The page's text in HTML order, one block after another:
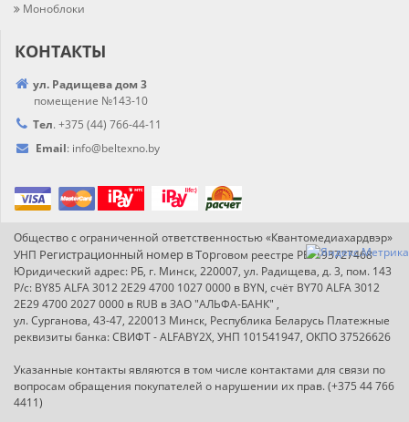
Моноблоки
КОНТАКТЫ
ул. Радищева дом 3
помещение №143-10
Тел. +375 (44) 766-44-11
Email: info@beltexno.by
Общество с ограниченной ответственностью «Квантомедиахардвэр»
УНП Регистрационный номер в Торговом реестре РБ: 193727468
Юридический адрес: РБ, г. Минск, 220007, ул. Радищева, д. 3, пом. 143
Р/с: BY85 ALFA 3012 2E29 4700 1027 0000 в BYN, счёт BY70 ALFA 3012
2E29 4700 2027 0000 в RUB в ЗАО "АЛЬФА-БАНК" ,
ул. Сурганова, 43-47, 220013 Минск, Республика Беларусь Платежные
реквизиты банка: СВИФТ - ALFABY2X, УНП 101541947, ОКПО 37526626
Указанные контакты являются в том числе контактами для связи по
вопросам обращения покупателей о нарушении их прав. (+375 44 766
4411)